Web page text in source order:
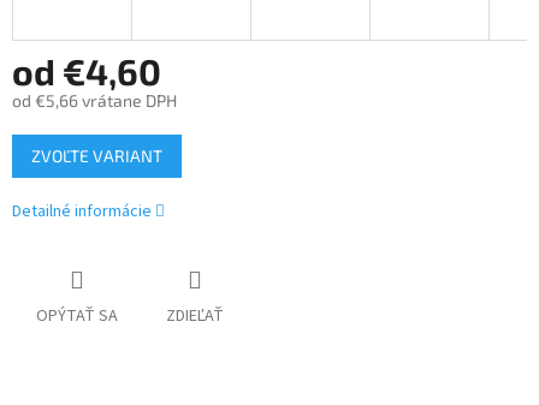
od €4,60
od €5,66vrátane DPH
Jednotková
cena:
ZVOĽTE VARIANT
Detailné informácie
OPÝTAŤ SA ZDIEĽAŤ